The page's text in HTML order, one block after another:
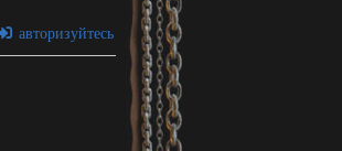
авторизуйтесь